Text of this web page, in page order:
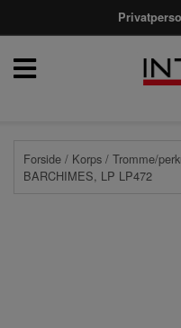
Forside / Korps / Tromme/
BARCHIMES, LP LP472